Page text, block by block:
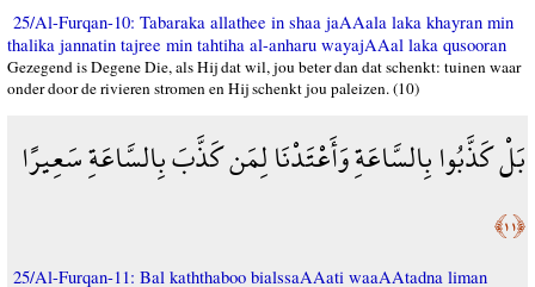
25/Al-Furqan-10: Tabaraka allathee in shaa jaAAala laka khayran min
thalika jannatin tajree min tahtiha al-anharu wayajAAal laka qusooran
Gezegend is Degene Die, als Hij dat wil, jou beter dan dat schenkt: tuinen waar
onder door de rivieren stromen en Hij schenkt jou paleizen. (10)
بَلْ كَذَّبُوا بِالسَّاعَةِ وَأَعْتَدْنَا لِمَن كَذَّبَ بِالسَّاعَةِ سَعِيرًا
﴿١١﴾
25/Al-Furqan-11: Bal kaththaboo bialssaAAati waaAAtadna liman